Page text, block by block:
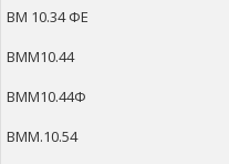
ВМ 10.34 ФЕ
ВММ10.44
ВММ10.44Ф
ВММ.10.54